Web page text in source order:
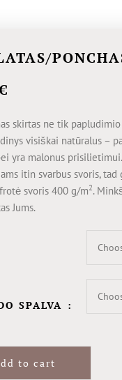
€
skirtas ne tik
visiškai natūralus –
yra malonus
itin svarbus svoris,
svoris 400 g/m2.
Jums.
SPALVA
to cart